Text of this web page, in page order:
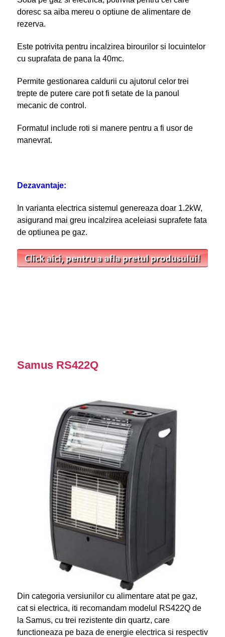
doresc sa aiba mereu o optiune de alimentare de
rezerva.
Este potrivita pentru incalzirea birourilor si locuintelor
cu suprafata de pana la 40mc.
Permite gestionarea caldurii cu ajutorul celor trei
trepte de putere care pot fi setate de la panoul
mecanic de control.
Formatul include roti si manere pentru a fi usor de
manevrat.
Dezavantaje:
In varianta electrica sistemul genereaza doar 1.2kW,
asigurand mai greu incalzirea aceleiasi suprafete fata
de optiunea pe gaz.
Samus RS422Q
Din categoria versiunilor cu alimentare atat pe gaz,
cat si electrica, iti recomandam modelul RS422Q de
la Samus, cu trei rezistente din quartz, care
functioneaza pe baza de energie electrica si respectiv